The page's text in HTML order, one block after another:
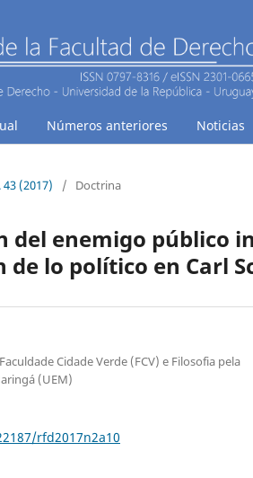
Números anteriores Noticias
(2017) / Doctrina
del enemigo público
lo político en Carl
Cidade Verde (FCV) e Filosofia pela
(UEM)
rfd2017n2a10